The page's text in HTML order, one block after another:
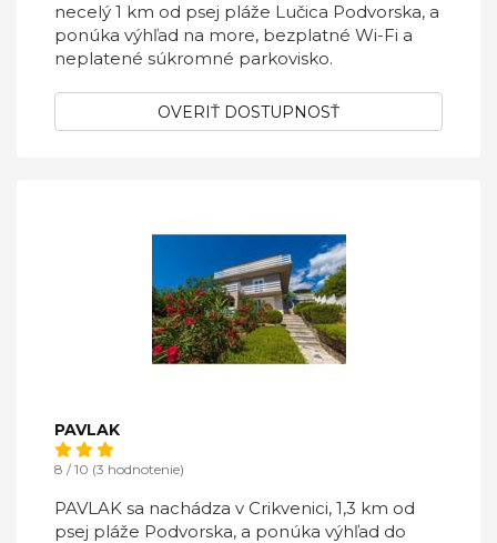
necelý 1 km od psej pláže Lučica Podvorska, a
ponúka výhľad na more, bezplatné Wi-Fi a
neplatené súkromné ​​parkovisko.
OVERIŤ DOSTUPNOSŤ
PAVLAK
8 / 10 (3 hodnotenie)
PAVLAK sa nachádza v Crikvenici, 1,3 km od
psej pláže Podvorska, a ponúka výhľad do